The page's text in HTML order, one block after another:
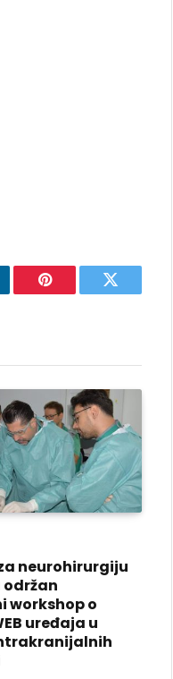
Pinterest Twitter
neurohirurgiju
održan
workshop o
uređaja u